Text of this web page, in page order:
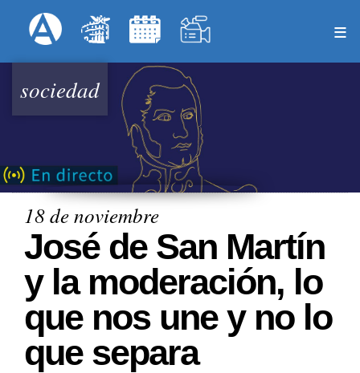
al
principal
Menú Superior
sociedad
18 de noviembre
José de San Martín
y la moderación, lo
que nos une y no lo
que separa